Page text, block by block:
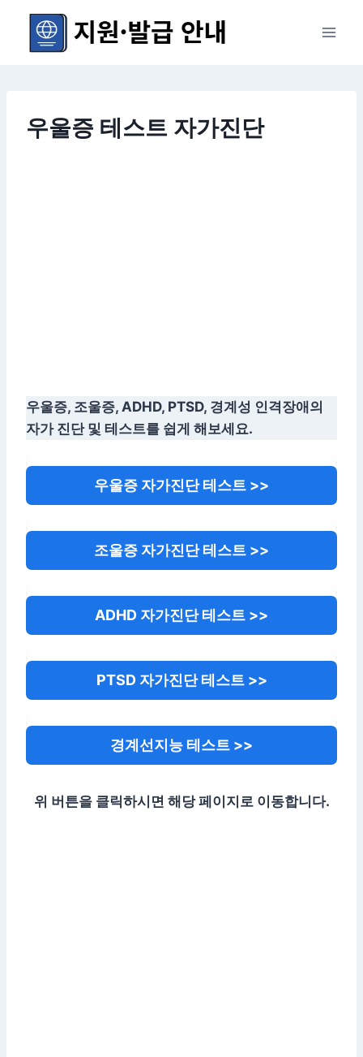
content
우울증 테스트 자가진단
우울증, 조울증, ADHD, PTSD, 경계성 인격장애의
자가 진단 및 테스트를 쉽게 해보세요.
우울증 자가진단 테스트 >>
조울증 자가진단 테스트 >>
ADHD 자가진단 테스트 >>
PTSD 자가진단 테스트 >>
경계선지능 테스트 >>
위 버튼을 클릭하시면 해당 페이지로 이동합니다.